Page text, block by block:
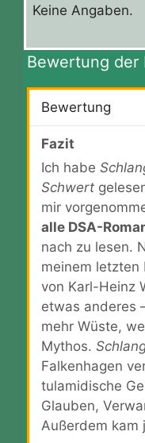
Keine Angaben.
Bewertung der
Bewertung
Fazit
Ich habe
Schwert
mir
alle DSA-
nach zu lesen.
meinem letzten
von Karl-Heinz
etwas anderes
mehr Wüste,
Mythos.
Falkenhagen
tulamidische
Glauben,
Außerdem kam